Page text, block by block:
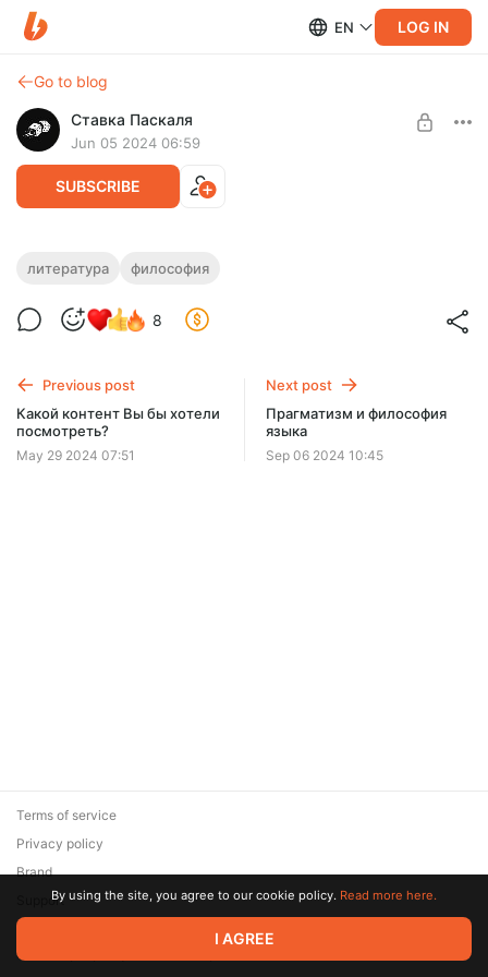
EN LOG IN
Go to blog
Ставка Паскаля
Jun 05 2024 06:59
SUBSCRIBE
Философия Ницше в работах Лондона
Здесь я буду обсуждать витализм у Ницше и Лондона.
Мудрость Сократа
литература философия
8
Previous post
Какой контент Вы бы хотели
посмотреть?
May 29 2024 07:51
Next post
Прагматизм и философия
языка
Sep 06 2024 10:45
© 2026 Zaya Solutions Limited. All rights reserved. All trademarks
are the property of their respective owners.
Terms of service
Privacy policy
Brand
SupportBy using the site, you agree to our cookie policy. Read more here.
I AGREE